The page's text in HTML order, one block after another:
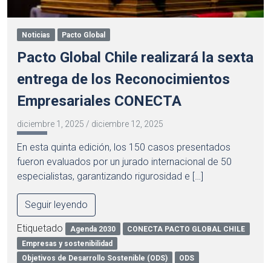
Noticias Pacto Global
Pacto Global Chile realizará la sexta
entrega de los Reconocimientos
Empresariales CONECTA
diciembre 1, 2025 / diciembre 12, 2025
En esta quinta edición, los 150 casos presentados
fueron evaluados por un jurado internacional de 50
especialistas, garantizando rigurosidad e […]
Seguir leyendo
Etiquetado Agenda 2030
CONECTA PACTO GLOBAL CHILE
Empresas y sostenibilidad
Objetivos de Desarrollo Sostenible (ODS)
ODS